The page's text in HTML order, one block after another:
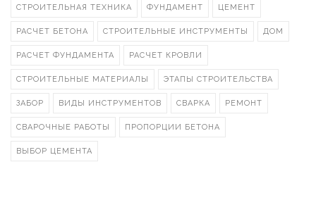
СТРОИТЕЛЬНАЯ ТЕХНИКА ФУНДАМЕНТ ЦЕМЕНТ
РАСЧЕТ БЕТОНА СТРОИТЕЛЬНЫЕ ИНСТРУМЕНТЫ ДОМ
РАСЧЕТ ФУНДАМЕНТА РАСЧЕТ КРОВЛИ
СТРОИТЕЛЬНЫЕ МАТЕРИАЛЫ ЭТАПЫ СТРОИТЕЛЬСТВА
ЗАБОР ВИДЫ ИНСТРУМЕНТОВ СВАРКА РЕМОНТ
СВАРОЧНЫЕ РАБОТЫ ПРОПОРЦИИ БЕТОНА
ВЫБОР ЦЕМЕНТА